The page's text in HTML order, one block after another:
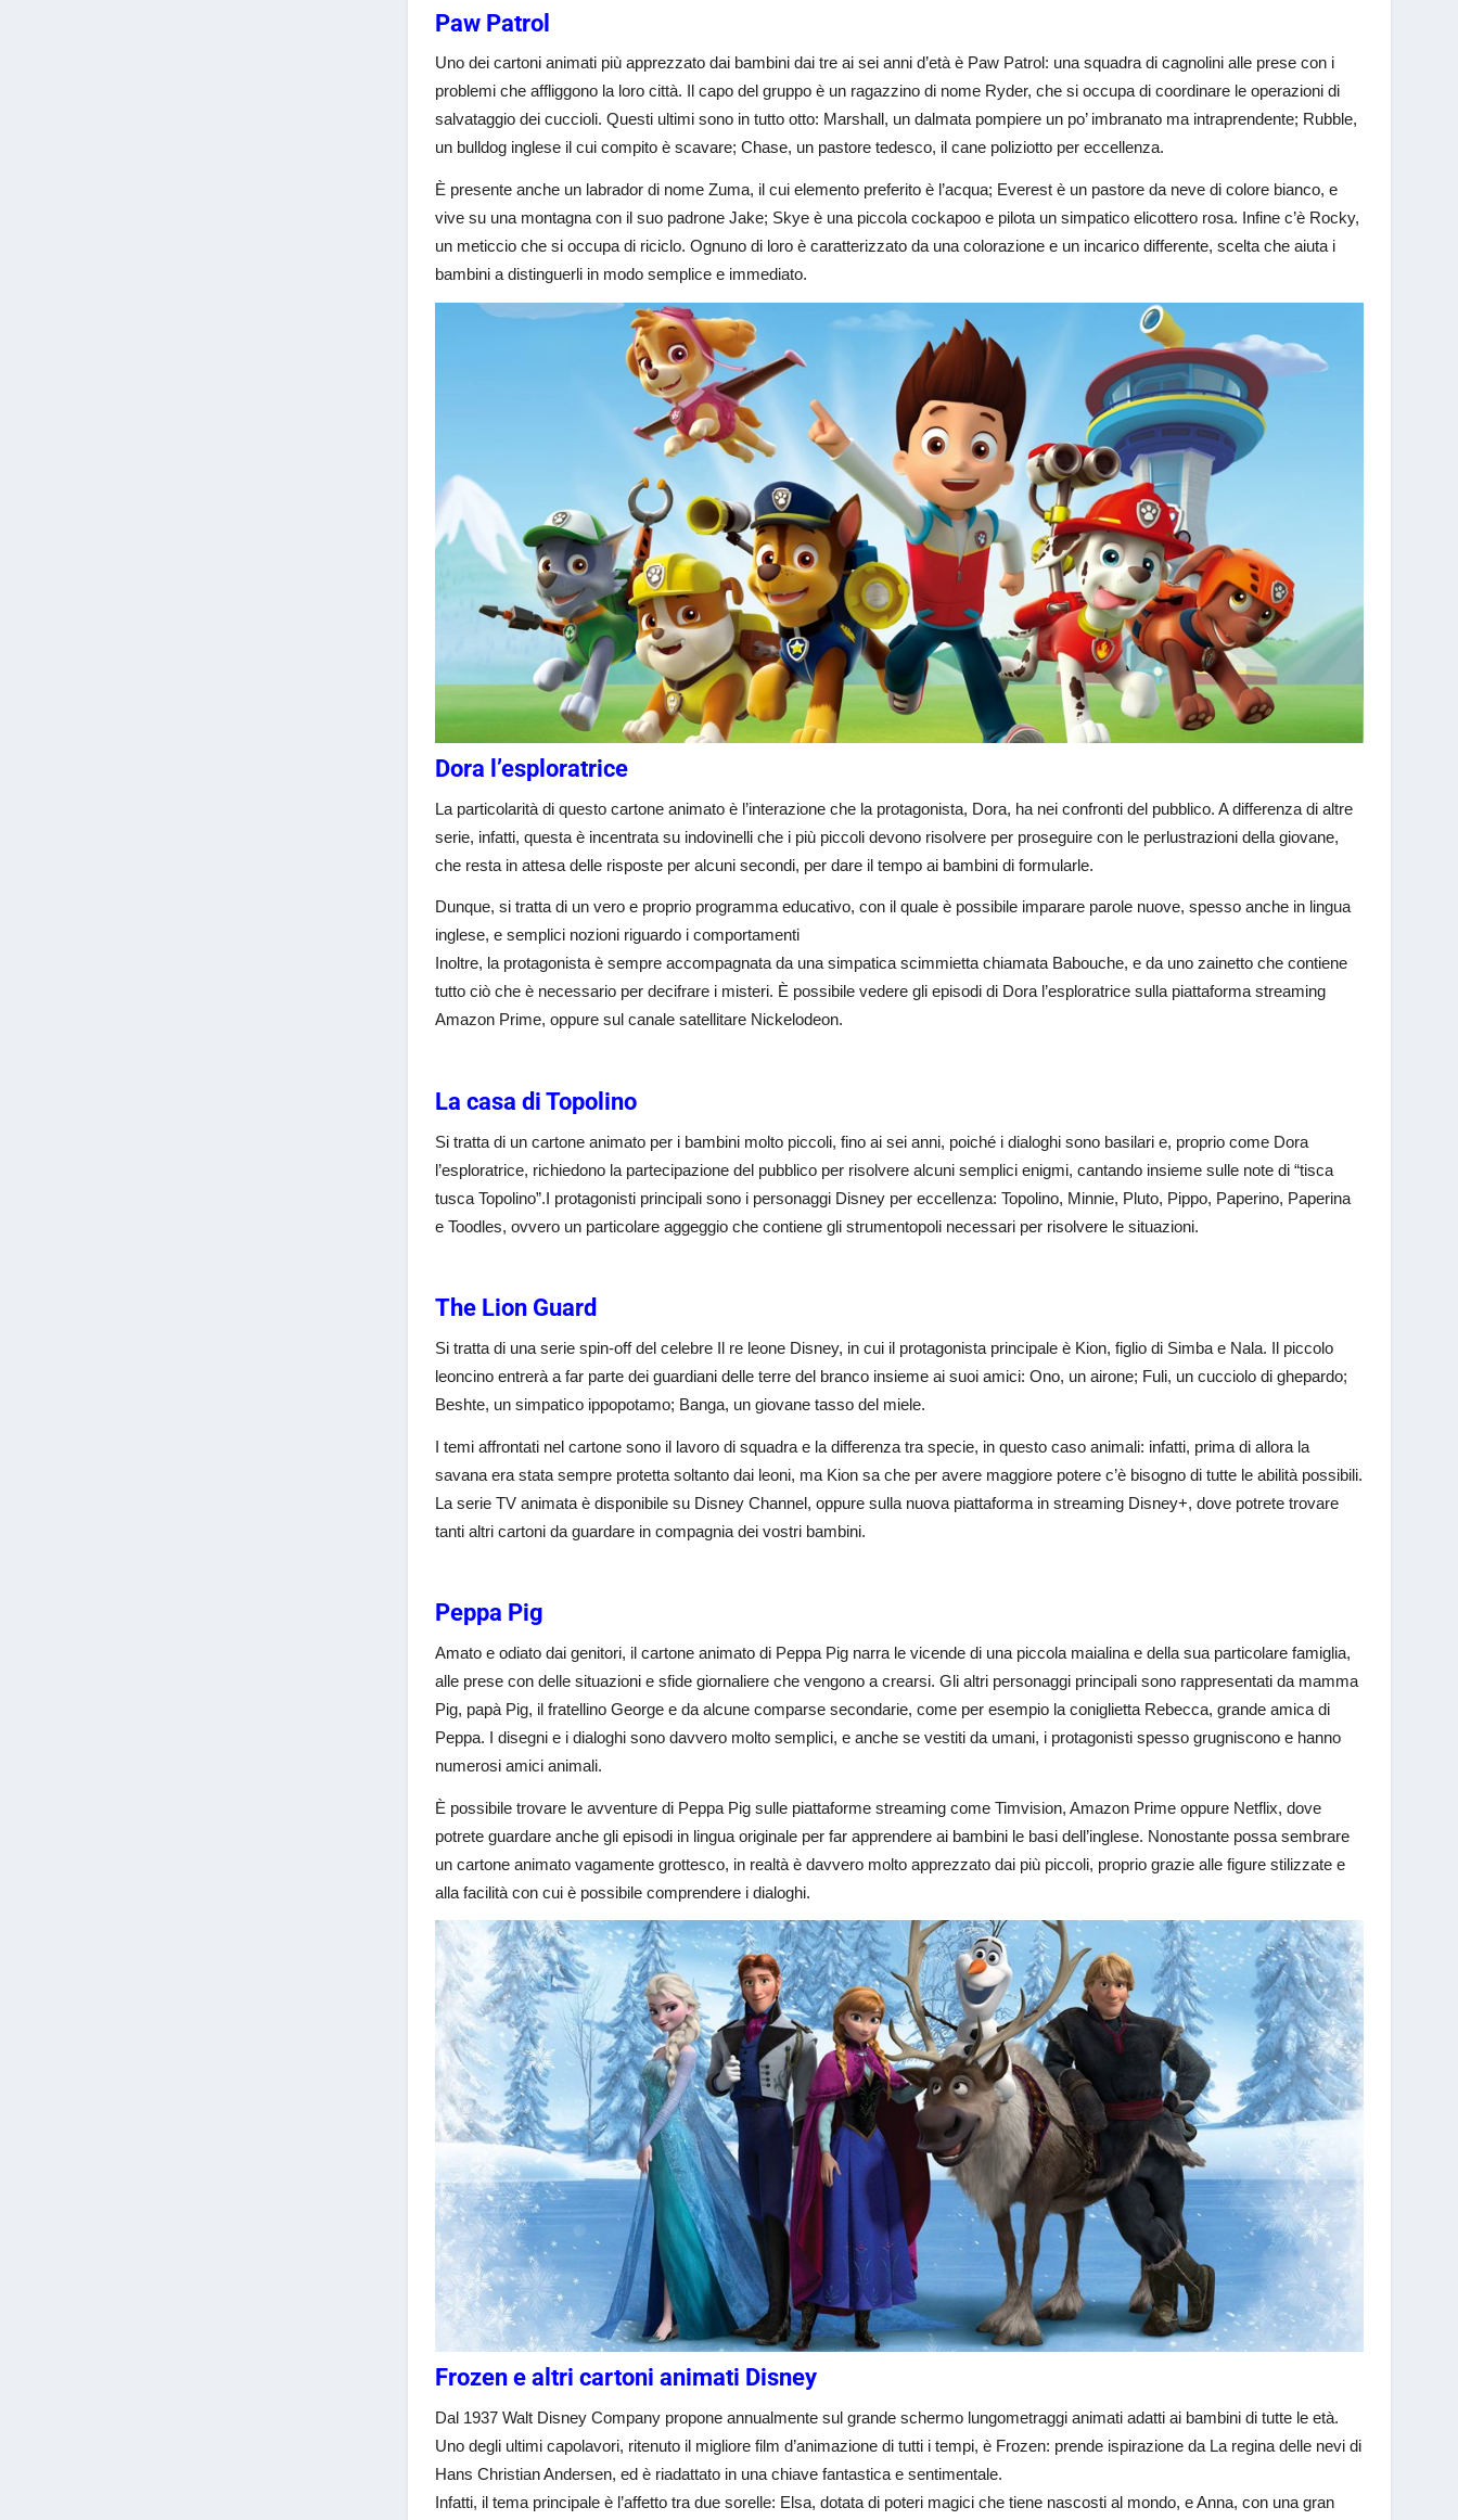
Paw Patrol
Uno dei cartoni animati più apprezzato dai bambini dai tre ai sei anni d’età è Paw Patrol: una squadra di cagnolini alle prese con i
problemi che affliggono la loro città. Il capo del gruppo è un ragazzino di nome Ryder, che si occupa di coordinare le operazioni di
salvataggio dei cuccioli. Questi ultimi sono in tutto otto: Marshall, un dalmata pompiere un po’ imbranato ma intraprendente; Rubble,
un bulldog inglese il cui compito è scavare; Chase, un pastore tedesco, il cane poliziotto per eccellenza.
È presente anche un labrador di nome Zuma, il cui elemento preferito è l’acqua; Everest è un pastore da neve di colore bianco, e
vive su una montagna con il suo padrone Jake; Skye è una piccola cockapoo e pilota un simpatico elicottero rosa. Infine c’è Rocky,
un meticcio che si occupa di riciclo. Ognuno di loro è caratterizzato da una colorazione e un incarico differente, scelta che aiuta i
bambini a distinguerli in modo semplice e immediato.
Dora l’esploratrice
La particolarità di questo cartone animato è l’interazione che la protagonista, Dora, ha nei confronti del pubblico. A differenza di altre
serie, infatti, questa è incentrata su indovinelli che i più piccoli devono risolvere per proseguire con le perlustrazioni della giovane,
che resta in attesa delle risposte per alcuni secondi, per dare il tempo ai bambini di formularle.
Dunque, si tratta di un vero e proprio programma educativo, con il quale è possibile imparare parole nuove, spesso anche in lingua
inglese, e semplici nozioni riguardo i comportamenti
Inoltre, la protagonista è sempre accompagnata da una simpatica scimmietta chiamata Babouche, e da uno zainetto che contiene
tutto ciò che è necessario per decifrare i misteri. È possibile vedere gli episodi di Dora l’esploratrice sulla piattaforma streaming
Amazon Prime, oppure sul canale satellitare Nickelodeon.
La casa di Topolino
Si tratta di un cartone animato per i bambini molto piccoli, fino ai sei anni, poiché i dialoghi sono basilari e, proprio come Dora
l’esploratrice, richiedono la partecipazione del pubblico per risolvere alcuni semplici enigmi, cantando insieme sulle note di “tisca
tusca Topolino”.I protagonisti principali sono i personaggi Disney per eccellenza: Topolino, Minnie, Pluto, Pippo, Paperino, Paperina
e Toodles, ovvero un particolare aggeggio che contiene gli strumentopoli necessari per risolvere le situazioni.
The Lion Guard
Si tratta di una serie spin-off del celebre Il re leone Disney, in cui il protagonista principale è Kion, figlio di Simba e Nala. Il piccolo
leoncino entrerà a far parte dei guardiani delle terre del branco insieme ai suoi amici: Ono, un airone; Fuli, un cucciolo di ghepardo;
Beshte, un simpatico ippopotamo; Banga, un giovane tasso del miele.
I temi affrontati nel cartone sono il lavoro di squadra e la differenza tra specie, in questo caso animali: infatti, prima di allora la
savana era stata sempre protetta soltanto dai leoni, ma Kion sa che per avere maggiore potere c’è bisogno di tutte le abilità possibili.
La serie TV animata è disponibile su Disney Channel, oppure sulla nuova piattaforma in streaming Disney+, dove potrete trovare
tanti altri cartoni da guardare in compagnia dei vostri bambini.
Peppa Pig
Amato e odiato dai genitori, il cartone animato di Peppa Pig narra le vicende di una piccola maialina e della sua particolare famiglia,
alle prese con delle situazioni e sfide giornaliere che vengono a crearsi. Gli altri personaggi principali sono rappresentati da mamma
Pig, papà Pig, il fratellino George e da alcune comparse secondarie, come per esempio la coniglietta Rebecca, grande amica di
Peppa. I disegni e i dialoghi sono davvero molto semplici, e anche se vestiti da umani, i protagonisti spesso grugniscono e hanno
numerosi amici animali.
È possibile trovare le avventure di Peppa Pig sulle piattaforme streaming come Timvision, Amazon Prime oppure Netflix, dove
potrete guardare anche gli episodi in lingua originale per far apprendere ai bambini le basi dell’inglese. Nonostante possa sembrare
un cartone animato vagamente grottesco, in realtà è davvero molto apprezzato dai più piccoli, proprio grazie alle figure stilizzate e
alla facilità con cui è possibile comprendere i dialoghi.
Frozen e altri cartoni animati Disney
Dal 1937 Walt Disney Company propone annualmente sul grande schermo lungometraggi animati adatti ai bambini di tutte le età.
Uno degli ultimi capolavori, ritenuto il migliore film d’animazione di tutti i tempi, è Frozen: prende ispirazione da La regina delle nevi di
Hans Christian Andersen, ed è riadattato in una chiave fantastica e sentimentale.
Infatti, il tema principale è l’affetto tra due sorelle: Elsa, dotata di poteri magici che tiene nascosti al mondo, e Anna, con una gran